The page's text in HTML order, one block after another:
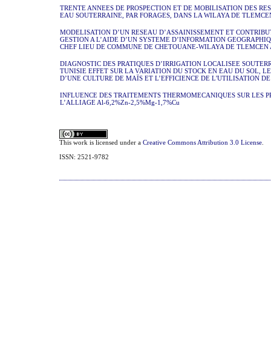
TRENTE ANNEES DE PROSPECTION ET DE MOBILISATION DES
EAU SOUTERRAINE, PAR FORAGES, DANS LA WILAYA DE
MODELISATION D’UN RESEAU D’ASSAINISSEMENT ET
GESTION A L’AIDE D’UN SYSTEME D’INFORMATION
CHEF LIEU DE COMMUNE DE CHETOUANE-WILAYA DE TLEMCEN
DIAGNOSTIC DES PRATIQUES D’IRRIGATION LOCALISEE
TUNISIE EFFET SUR LA VARIATION DU STOCK EN EAU DU SOL,
D’UNE CULTURE DE MAÏS ET L’EFFICIENCE DE L'UTILISATION
INFLUENCE DES TRAITEMENTS THERMOMECANIQUES SUR LES
L’ALLIAGE Al-6,2%Zn-2,5%Mg-1,7%Cu
This work is licensed under a Creative Commons Attribution 3.0 License
ISSN: 2521-9782